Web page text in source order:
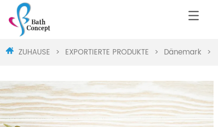
ZUHAUSE > EXPORTIERTE PRODUKTE > Dänemark >